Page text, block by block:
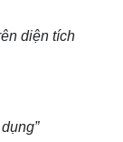
diện tích